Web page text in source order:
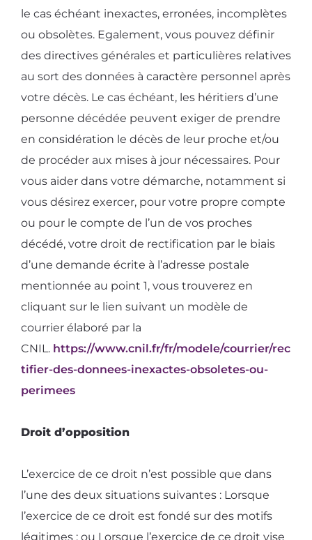
le cas échéant inexactes, erronées, incomplètes
ou obsolètes. Egalement, vous pouvez définir
des directives générales et particulières relatives
au sort des données à caractère personnel après
votre décès. Le cas échéant, les héritiers d’une
personne décédée peuvent exiger de prendre
en considération le décès de leur proche et/ou
de procéder aux mises à jour nécessaires. Pour
vous aider dans votre démarche, notamment si
vous désirez exercer, pour votre propre compte
ou pour le compte de l’un de vos proches
décédé, votre droit de rectification par le biais
d’une demande écrite à l’adresse postale
mentionnée au point 1, vous trouverez en
cliquant sur le lien suivant un modèle de
courrier élaboré par la
CNIL. https://www.cnil.fr/fr/modele/courrier/rec
tifier-des-donnees-inexactes-obsoletes-ou-
perimees
Droit d’opposition
L’exercice de ce droit n’est possible que dans
l’une des deux situations suivantes : Lorsque
l’exercice de ce droit est fondé sur des motifs
légitimes ; ou Lorsque l’exercice de ce droit vise